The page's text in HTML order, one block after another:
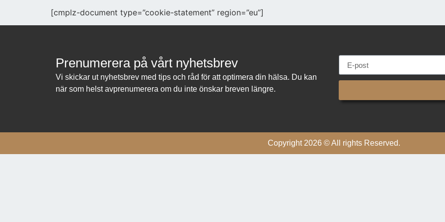
[cmplz-document type=”cookie-statement” region=”eu”]
Prenumerera på vårt nyhetsbrev
Vi skickar ut nyhetsbrev med tips och råd för att optimera din hälsa. Du kan
när som helst avprenumerera om du inte önskar breven längre.
Copyright 2026 © All rights Reserved.